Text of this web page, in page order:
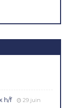
h/f 29 juin